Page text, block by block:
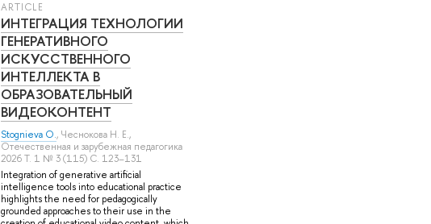
ARTICLE
ИНТЕГРАЦИЯ ТЕХНОЛОГИИ
ГЕНЕРАТИВНОГО
ИСКУССТВЕННОГО
ИНТЕЛЛЕКТА В
ОБРАЗОВАТЕЛЬНЫЙ
ВИДЕОКОНТЕНТ
Stognieva O., Чеснокова Н. Е.,
Отечественная и зарубежная педагогика
2026 Т. 1 № 3 (115) С. 123–131
Integration of generative artificial
intelligence tools into educational practice
highlights the need for pedagogically
grounded approaches to their use in the